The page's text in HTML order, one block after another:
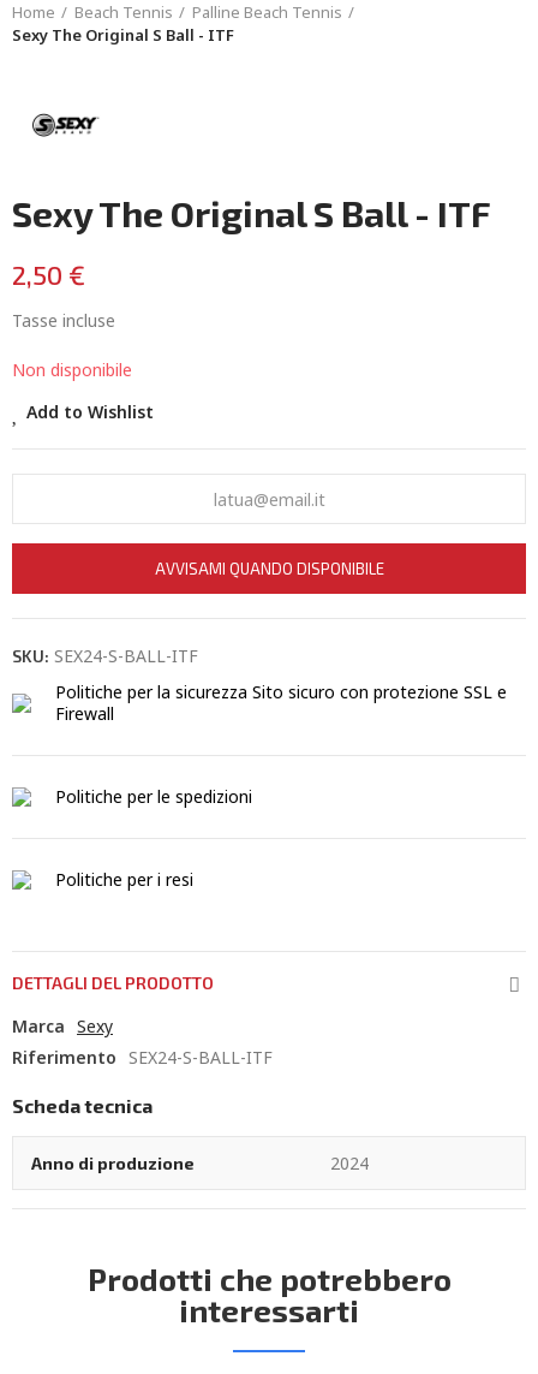
Home Beach Tennis
Palline Beach Tennis
Sexy The Original S Ball - ITF
Sexy The Original S Ball - ITF
2,50 €
Tasse incluse
Non disponibile
Add to Wishlist
AVVISAMI QUANDO DISPONIBILE
SKU: SEX24-S-BALL-ITF
Politiche per la sicurezza Sito sicuro con protezione SSL e
Firewall
Politiche per le spedizioni
Politiche per i resi
DETTAGLI DEL PRODOTTO
Marca Sexy
Riferimento SEX24-S-BALL-ITF
Scheda tecnica
Anno di produzione 2024
Prodotti che potrebbero
interessarti